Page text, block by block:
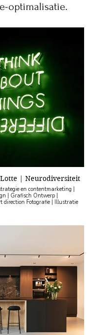
optimalisatie.
Lotte | Neurodiversiteit
en contentmarketing |
| Grafisch Ontwerp |
direction Fotografie | Illustratie